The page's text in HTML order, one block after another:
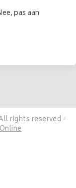
rights reserved -
pas aan